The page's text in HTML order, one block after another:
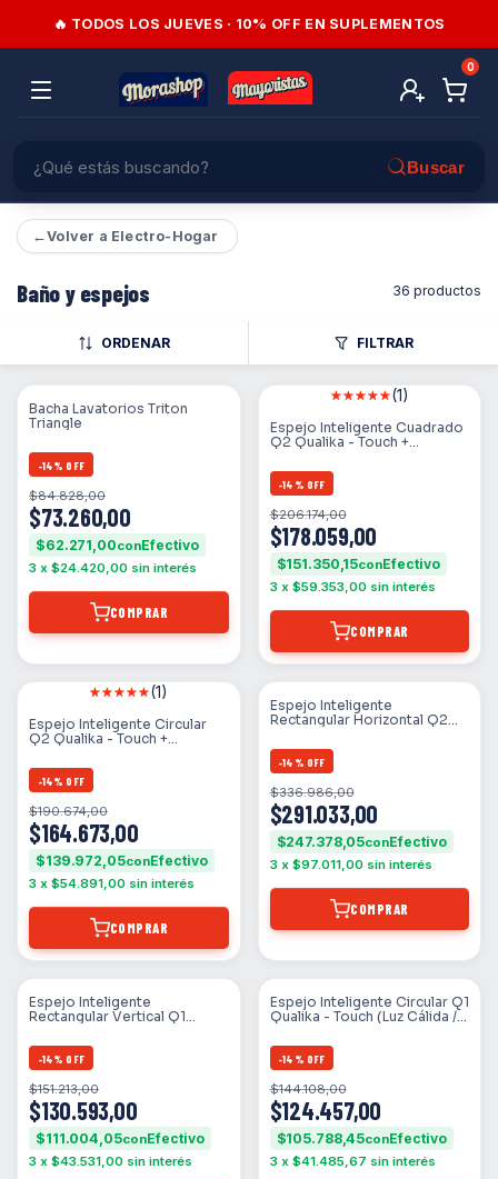
🔥 TODOS LOS JUEVES · 10% OFF EN SUPLEMENTOS
0
←Volver a Electro-Hogar
Baño y espejos 36 productos
ORDENAR FILTRAR
Bacha Lavatorios Triton
Triangle
-14% OFF
$73.260,00
$84.828,00
$62.271,00con
3 x $24.420,00 sin interés
COMPRAR
(1)
Espejo Inteligente Cuadrado
Q2 Qualika - Touch +
Cálida / Fría / Amarilla)
-14 % OFF
$178.059,00
$206.174,00
$151.350,15con
3 x $59.353,00 sin interés
COMPRAR
(1)
Espejo Inteligente Circular
Q2 Qualika - Touch +
Cálida / Fría / Amarilla)
-14% OFF
$164.673,00
$190.674,00
$139.972,05con
3 x $54.891,00 sin interés
COMPRAR
Espejo Inteligente
Rectangular Horizontal Q2
Desempañador + Hora (Luz
Cálida / Fría / Amarilla)
-14 % OFF
$291.033,00
$336.986,00
$247.378,05con
3 x $97.011,00 sin interés
COMPRAR
Espejo Inteligente
Rectangular Vertical Q1
Amarilla)
-14% OFF
$130.593,00
$151.213,00
$111.004,05con
3 x $43.531,00 sin interés
Espejo Inteligente Circular Q1
Qualika - Touch (Luz Cálida /
-14 % OFF
$124.457,00
$144.108,00
$105.788,45con
3 x $41.485,67 sin interés